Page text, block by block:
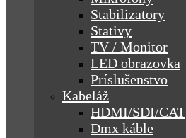
Stabilizatory
Stativy
TV / Monitor
LED obrazovka
Príslušenstvo
Kabeláž
HDMI/SDI/CAT
Dmx káble